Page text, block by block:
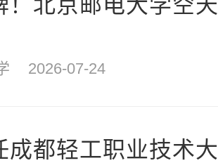
2026-07-24
成都轻工职业技术